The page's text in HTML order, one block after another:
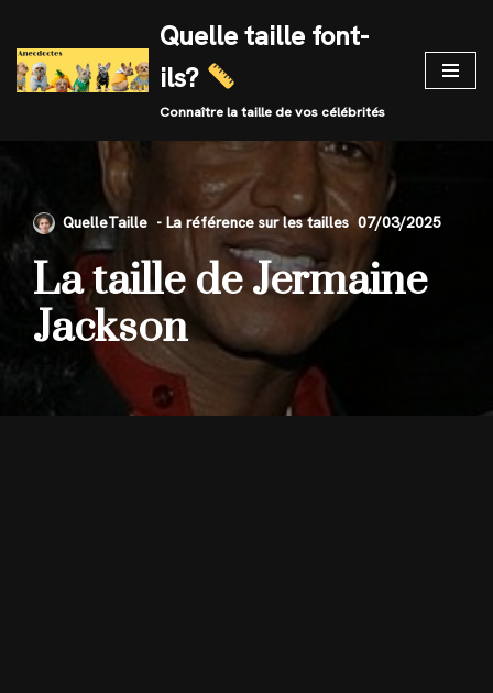
Skip
to
Quelle taille font-
ils?
Connaître la taille de vos célébrités
QuelleTaille 07/03/2025
La taille de Jermaine
Jackson